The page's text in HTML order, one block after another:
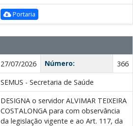
Portaria
27/07/2026 Número:
366
SEMUS - Secretaria de Saúde
DESIGNA o servidor ALVIMAR TEIXEIRA
COSTALONGA para com observância
da legislação vigente e ao Art. 117, da